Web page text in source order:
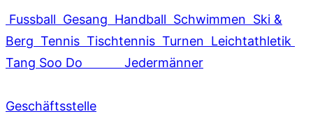
Fussball Gesang Handball Schwimmen Ski &
Berg Tennis Tischtennis Turnen Leichtathletik
Tang Soo Do
Jedermänner
Geschäftsstelle